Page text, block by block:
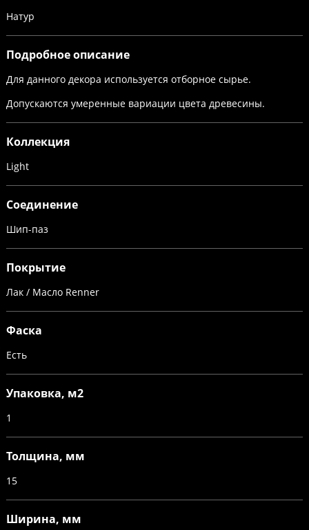
Натур
Подробное описание
Для данного декора используется отборное сырье.
Допускаются умеренные вариации цвета древесины.
Коллекция
Light
Соединение
Шип-паз
Покрытие
Лак / Масло Renner
Фаска
Есть
Упаковка, м2
1
Толщина, мм
15
Ширина, мм